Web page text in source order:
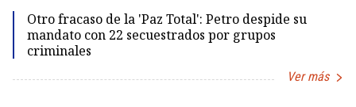
Otro fracaso de la 'Paz Total': Petro despide su
mandato con 22 secuestrados por grupos
criminales
Ver más